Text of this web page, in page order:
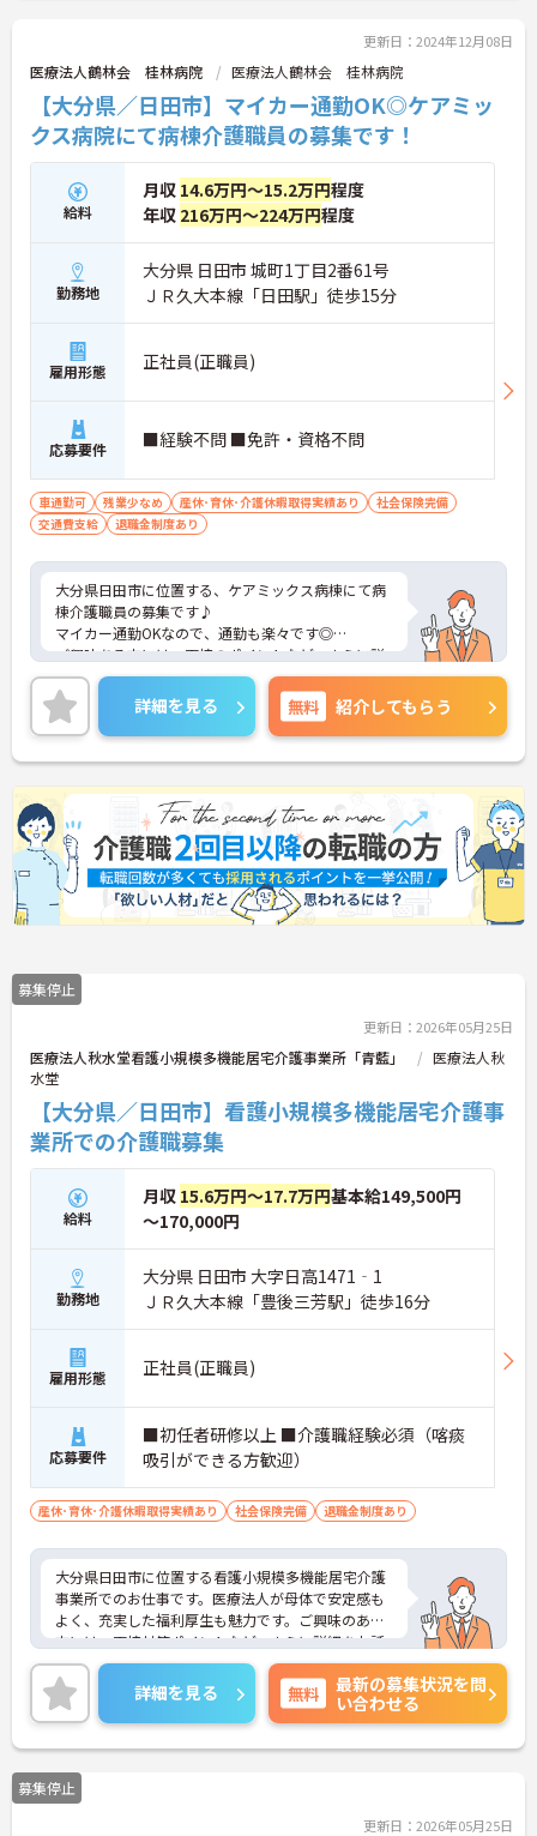
更新日：2024年12月08日
医療法人鶴林会 桂林病院 医療法人鶴林会 桂林病院
【大分県／日田市】マイカー通勤OK◎ケアミッ
クス病院にて病棟介護職員の募集です！
給料
月収 14.6万円～15.2万円程度
年収 216万円～224万円程度
勤務地
大分県 日田市 城町1丁目2番61号
ＪＲ久大本線「日田駅」徒歩15分
雇用形態 正社員(正職員)
応募要件 ■経験不問 ■免許・資格不問
車通勤可 残業少なめ 産休･育休･介護休暇取得実績あり
社会保険完備
交通費支給
退職金制度あり
大分県日田市に位置する、ケアミックス病棟にて病
棟介護職員の募集です♪
マイカー通勤OKなので、通勤も楽々です◎
ご興味ある方には、面接のポイントなど、さらに詳
細をお話致しますのでお気軽にご相談ください。
詳細を見る 無料 紹介してもらう
募集停止
更新日：2026年05月25日
医療法人秋水堂看護小規模多機能居宅介護事業所「青藍」
医療法人秋
水堂
【大分県／日田市】看護小規模多機能居宅介護事
業所での介護職募集
給料
月収 15.6万円～17.7万円基本給149,500円
～170,000円
勤務地
大分県 日田市 大字日高1471‐1
ＪＲ久大本線「豊後三芳駅」徒歩16分
雇用形態 正社員(正職員)
応募要件
■初任者研修以上 ■介護職経験必須（喀痰
吸引ができる方歓迎）
産休･育休･介護休暇取得実績あり 社会保険完備 退職金制度あり
大分県日田市に位置する看護小規模多機能居宅介護
事業所でのお仕事です。医療法人が母体で安定感も
よく、充実した福利厚生も魅力です。ご興味のある
方には、面接対策ポイントなど、さらに詳細をお話
しいたしますのでお気軽にご相談ください！
詳細を見る 無料
最新の募集状況を問
い合わせる
募集停止
更新日：2026年05月25日